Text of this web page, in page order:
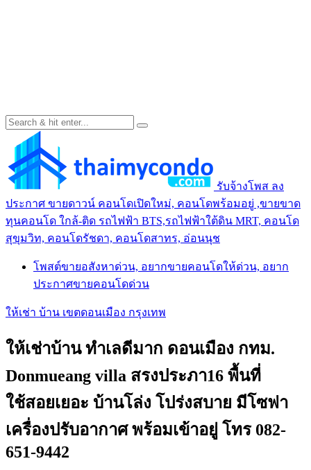
รับจ้างโพส ลง
ประกาศ ขายดาวน์ คอนโดเปิดใหม่, คอนโดพร้อมอยู่ ,ขายขาด
ทุนคอนโด ใกล้-ติด รถไฟฟ้า BTS,รถไฟฟ้าใต้ดิน MRT, คอนโด
สุขุมวิท, คอนโดรัชดา, คอนโดสาทร, อ่อนนุช
โพสต์ขายอสังหาด่วน, อยากขายคอนโดให้ด่วน, อยาก
ประกาศขายคอนโดด่วน
ให้เช่า บ้าน เขตดอนเมือง กรุงเทพ
ให้เช่าบ้าน ทำเลดีมาก ดอนเมือง กทม.
Donmueang villa สรงประภา16 พื้นที่
ใช้สอยเยอะ บ้านโล่ง โปร่งสบาย มีโซฟา
เครื่องปรับอากาศ พร้อมเข้าอยู่ โทร 082-
651-9442